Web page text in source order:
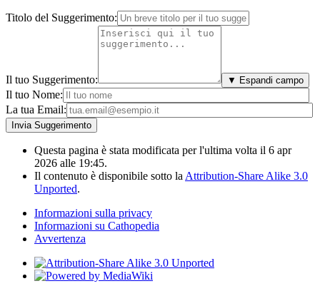
Titolo del Suggerimento:
Il tuo Suggerimento: ▼ Espandi campo
Il tuo Nome:
La tua Email:
Questa pagina è stata modificata per l'ultima volta il 6 apr
2026 alle 19:45.
Il contenuto è disponibile sotto la Attribution-Share Alike 3.0
Unported.
Informazioni sulla privacy
Informazioni su Cathopedia
Avvertenza